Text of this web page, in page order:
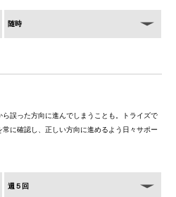
随時
誤った方向に進んでしまうことも。トライズで
に確認し、正しい方向に進めるよう日々サポー
週５回